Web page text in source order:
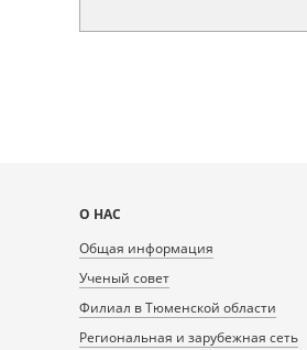
Карта
сайта
О НАС
Общая информация
Ученый совет
Филиал в Тюменской области
Региональная и зарубежная сеть